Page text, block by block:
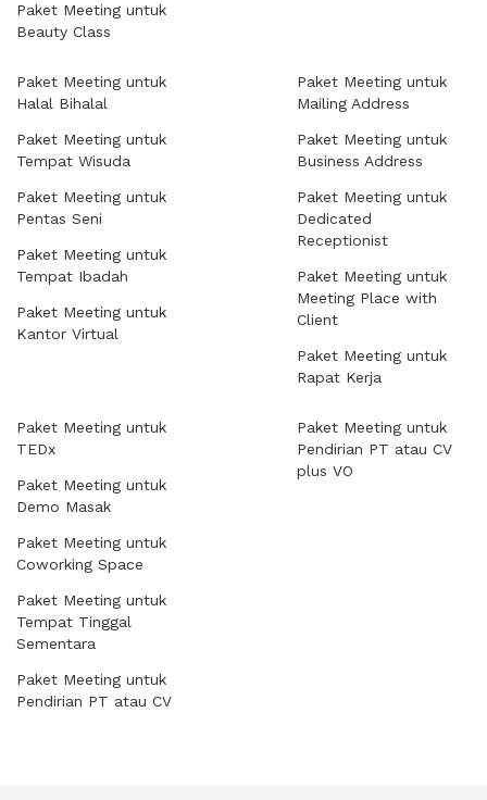
Paket Meeting untuk
Beauty Class
Paket Meeting untuk
Halal Bihalal
Paket Meeting untuk
Tempat Wisuda
Paket Meeting untuk
Pentas Seni
Paket Meeting untuk
Tempat Ibadah
Paket Meeting untuk
Kantor Virtual
Paket Meeting untuk
Mailing Address
Paket Meeting untuk
Business Address
Paket Meeting untuk
Dedicated
Receptionist
Paket Meeting untuk
Meeting Place with
Client
Paket Meeting untuk
Rapat Kerja
Paket Meeting untuk
TEDx
Paket Meeting untuk
Demo Masak
Paket Meeting untuk
Coworking Space
Paket Meeting untuk
Tempat Tinggal
Sementara
Paket Meeting untuk
Pendirian PT atau CV
Paket Meeting untuk
Pendirian PT atau CV
plus VO